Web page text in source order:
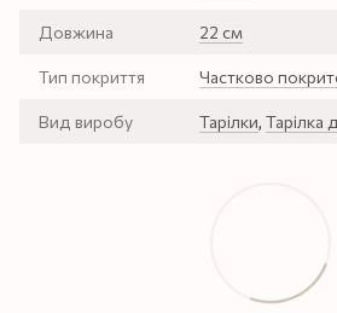
Довжина 22 см
Тип покриття Частково
Вид виробу Тарілки, Тарілка